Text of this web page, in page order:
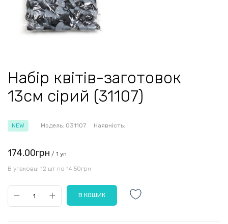
Набір квітів-заготовок
13см сірий (31107)
NEW Модель: 031107 Наявність:
174.00грн / 1 уп
В упаковці 12 шт по 14.50грн